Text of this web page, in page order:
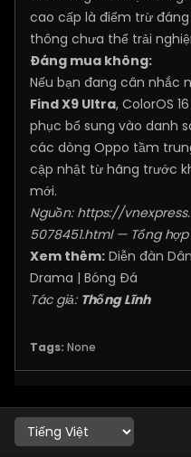
cao cấp là điểm trừ
thông chưa thể trải
Đáng mua không:
Nếu bạn đang cân nhắc
Find X9 Ultra, ColorOS
phục bổ sung vào danh
các dòng Oppo tầm
cập nhật từ hãng trước
mới.
Nguồn: https://
5078451.html— Tổng
Xem thêm: Diễn đàn
Drama | Bóng Đá
Tác giả: Thống Lĩnh
Tags: None